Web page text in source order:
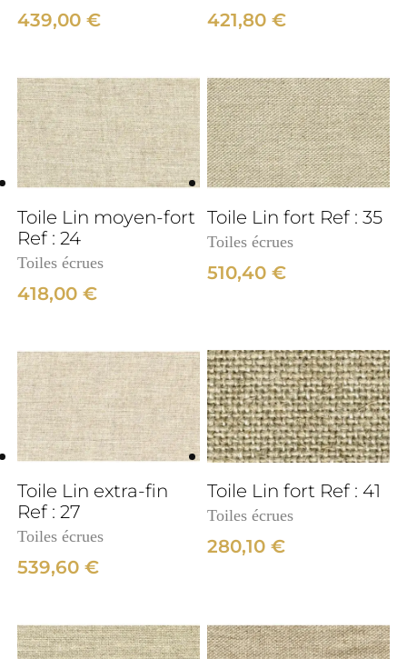
439,00€ 421,80€
Toile Lin moyen-fort
Ref : 24
Toiles écrues
418,00€
3cm
Toile Lin fort Ref : 35
Toiles écrues
510,40€
Toile Lin extra-fin
Ref : 27
Toiles écrues
539,60€
3cm
Toile Lin fort Ref : 41
Toiles écrues
280,10€